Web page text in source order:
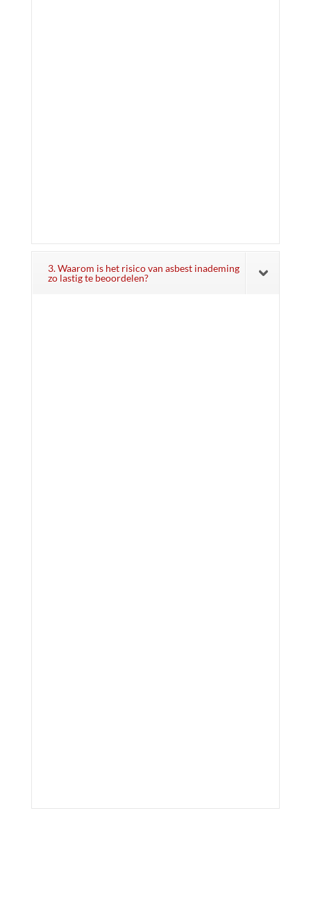
3. Waarom is het risico van asbest inademing
zo lastig te beoordelen?